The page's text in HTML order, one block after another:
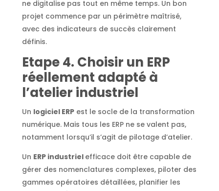
ne digitalise pas tout en même temps. Un bon
projet commence par un périmètre maîtrisé,
avec des indicateurs de succès clairement
définis.
Etape 4. Choisir un ERP
réellement adapté à
l’atelier industriel
Un logiciel ERPest le socle de la transformation
numérique. Mais tous les ERP ne se valent pas,
notamment lorsqu’il s’agit de pilotage d’atelier.
Un ERP industriel efficace doit être capable de
gérer des nomenclatures complexes, piloter des
gammes opératoires détaillées, planifier les